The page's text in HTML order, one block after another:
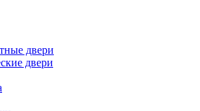
двери
двери